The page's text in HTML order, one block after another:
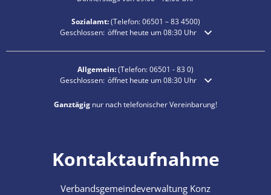
Sozialamt:(Telefon:06501 – 834500)
Klicken, um weitere Öffnungs- oder Schließzeiten
Geschlossen: öffnet heute um 08:30 Uhr
Allgemein:(Telefon:06501 - 83 0)
Klicken, um weitere Öffnungs- oder Schließzeiten
Geschlossen: öffnet heute um 08:30 Uhr
Ganztägig nur nach telefonischer Vereinbarung!
Kontaktaufnahme
Verbandsgemeindeverwaltung Konz